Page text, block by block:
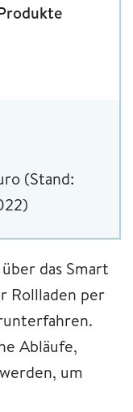
(Stand:
das Smart
Rollladen per
Abläufe,
um